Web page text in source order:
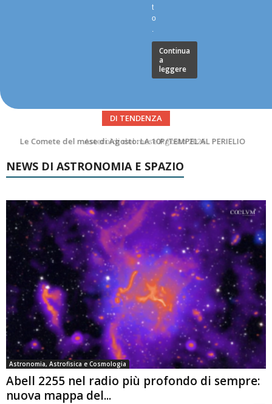
t
o
.
Continua
a
leggere
DI TENDENZA
Asteroidi del mese Agosto 2026
NEWS DI ASTRONOMIA E SPAZIO
Astronomia, Astrofisica e Cosmologia
Abell 2255 nel radio più profondo di sempre:
nuova mappa del...